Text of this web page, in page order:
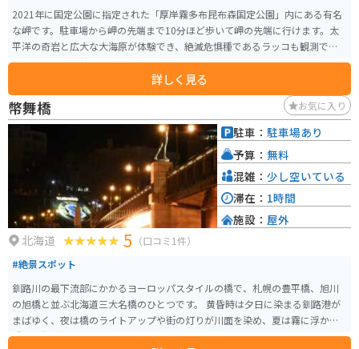
2021年に国定公園に指定された「厚岸霧多布昆布森国定公園」内にある有名
な岬です。駐車場から岬の先端まで10分ほど歩いて岬の先端に行けます。太
平洋の奇岩と広大な大海原が体験でき、絶滅危惧種であるラッコも観測でき
ますので、双眼鏡や望遠レンズのカメラがあると良いです。
詳しく見る
幣舞橋 お気に入り
北海道 5 （口コミ1件）
#絶景スポット
釧路川の最下流部にかかるヨーロッパスタイルの橋で、札幌の豊平橋、旭川
の旭橋と並ぶ北海道三大名橋のひとつです。 黄昏時は夕日に染まる釧路港が
まばゆく、夜は橋のライトアップや街の灯りが川面を染め、夏は霧に浮かぶ
橋影や街路灯が幻想的です。
駐車： 駐車場あり
予算： 無料
混雑： 少し空いている
滞在： 1時間
施設： 屋外